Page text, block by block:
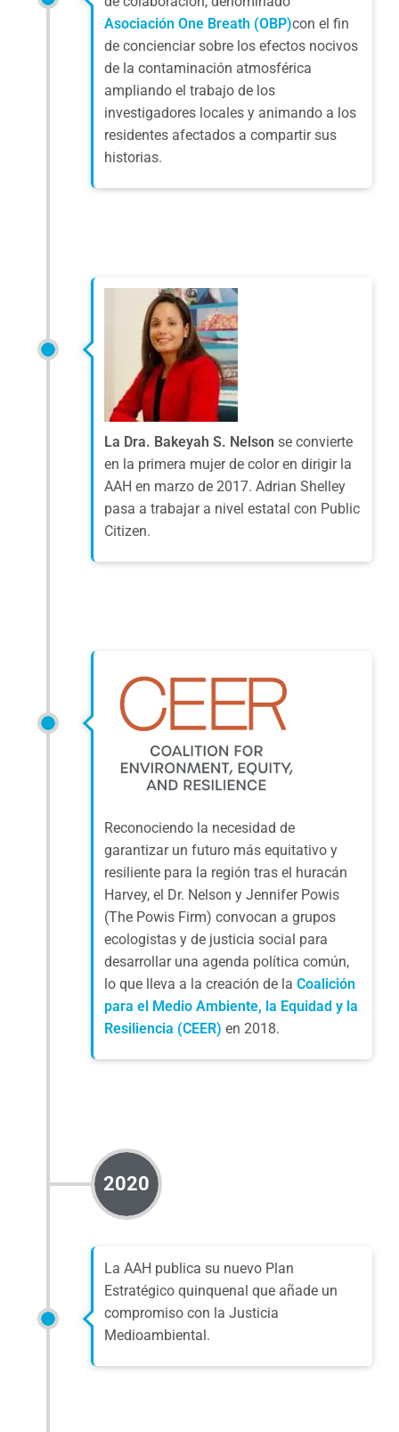
Asociación One Breath (OBP)con el fin
de concienciar sobre los efectos nocivos
de la contaminación atmosférica
ampliando el trabajo de los
investigadores locales y animando a los
residentes afectados a compartir sus
historias.
La Dra. Bakeyah S. Nelson se convierte
en la primera mujer de color en dirigir la
AAH en marzo de 2017. Adrian Shelley
pasa a trabajar a nivel estatal con Public
Citizen.
Reconociendo la necesidad de
garantizar un futuro más equitativo y
resiliente para la región tras el huracán
Harvey, el Dr. Nelson y Jennifer Powis
(The Powis Firm) convocan a grupos
ecologistas y de justicia social para
desarrollar una agenda política común,
lo que lleva a la creación de la Coalición
para el Medio Ambiente, la Equidad y la
Resiliencia (CEER) en 2018.
2020
La AAH publica su nuevo Plan
Estratégico quinquenal que añade un
compromiso con la Justicia
Medioambiental.